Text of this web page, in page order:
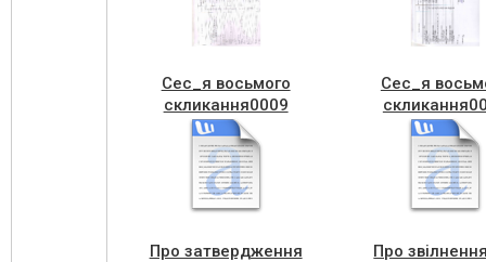
Сес_я восьмого
скликання0009
Сес_я
Про затвердження
Про